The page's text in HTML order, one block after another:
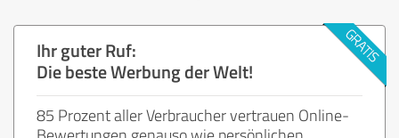
Ihr guter Ruf:
Die beste Werbung der Welt!
85 Prozent aller Verbraucher vertrauen Online-